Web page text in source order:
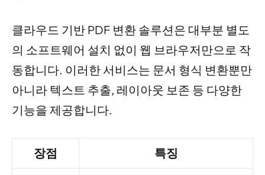
클라우드 기반 PDF 변환 솔루션은 대부분 별도
의 소프트웨어 설치 없이 웹 브라우저만으로 작
동합니다. 이러한 서비스는 문서 형식 변환뿐만
아니라 텍스트 추출, 레이아웃 보존 등 다양한
기능을 제공합니다.
장점 특징